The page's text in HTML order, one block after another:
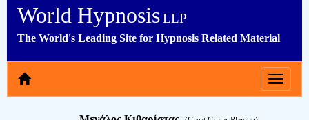
World HypnosisLLP
The World's Leading Site for Hypnosis Related Material
Toggle